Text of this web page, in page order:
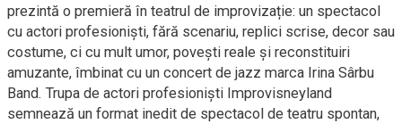
prezintă o premieră în teatrul de improvizație: un spectacol
cu actori profesioniști, fără scenariu, replici scrise, decor sau
costume, ci cu mult umor, povești reale și reconstituiri
amuzante, îmbinat cu un concert de jazz marca Irina Sârbu
Band. Trupa de actori profesioniști Improvisneyland
semnează un format inedit de spectacol de teatru spontan,